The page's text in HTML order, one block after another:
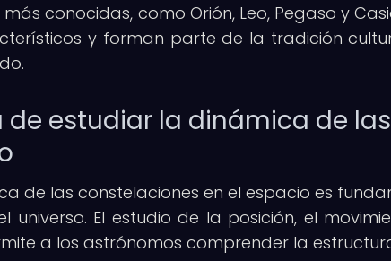
conocidas, como Orión, Leo, Pegaso y
y forman parte de la tradición
estudiar la dinámica de
de las constelaciones en el espacio es
universo. El estudio de la posición, el
a los astrónomos comprender la